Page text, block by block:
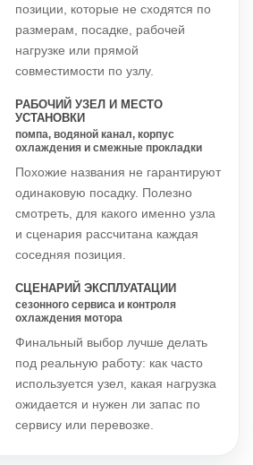
позиции, которые не сходятся по
размерам, посадке, рабочей
нагрузке или прямой
совместимости по узлу.
РАБОЧИЙ УЗЕЛ И МЕСТО
УСТАНОВКИ
помпа, водяной канал, корпус
охлаждения и смежные прокладки
Похожие названия не гарантируют
одинаковую посадку. Полезно
смотреть, для какого именно узла
и сценария рассчитана каждая
соседняя позиция.
СЦЕНАРИЙ ЭКСПЛУАТАЦИИ
сезонного сервиса и контроля
охлаждения мотора
Финальный выбор лучше делать
под реальную работу: как часто
используется узел, какая нагрузка
ожидается и нужен ли запас по
сервису или перевозке.